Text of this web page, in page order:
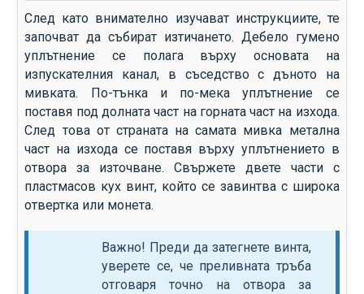
След като внимателно изучават инструкциите, те
започват да събират изтичането. Дебело гумено
уплътнение се полага върху основата на
изпускателния канал, в съседство с дъното на
мивката. По-тънка и по-мека уплътнение се
поставя под долната част на горната част на изхода.
След това от страната на самата мивка метална
част на изхода се поставя върху уплътнението в
отвора за източване. Свържете двете части с
пластмасов кух винт, който се завинтва с широка
отвертка или монета.
Важно! Преди да затегнете винта,
уверете се, че преливната тръба
отговаря точно на отвора за